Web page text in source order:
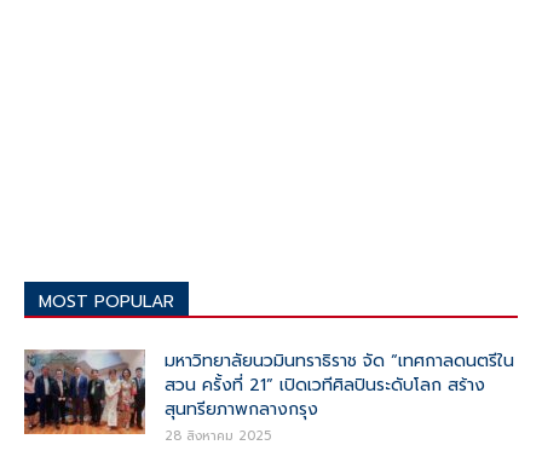
MOST POPULAR
มหาวิทยาลัยนวมินทราธิราช จัด “เทศกาลดนตรีใน
สวน ครั้งที่ 21” เปิดเวทีศิลปินระดับโลก สร้าง
สุนทรียภาพกลางกรุง
28 สิงหาคม 2025